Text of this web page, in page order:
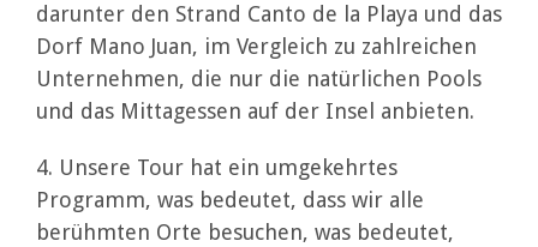
darunter den Strand Canto de la Playa und das
Dorf Mano Juan, im Vergleich zu zahlreichen
Unternehmen, die nur die natürlichen Pools
und das Mittagessen auf der Insel anbieten.
4. Unsere Tour hat ein umgekehrtes
Programm, was bedeutet, dass wir alle
berühmten Orte besuchen, was bedeutet,